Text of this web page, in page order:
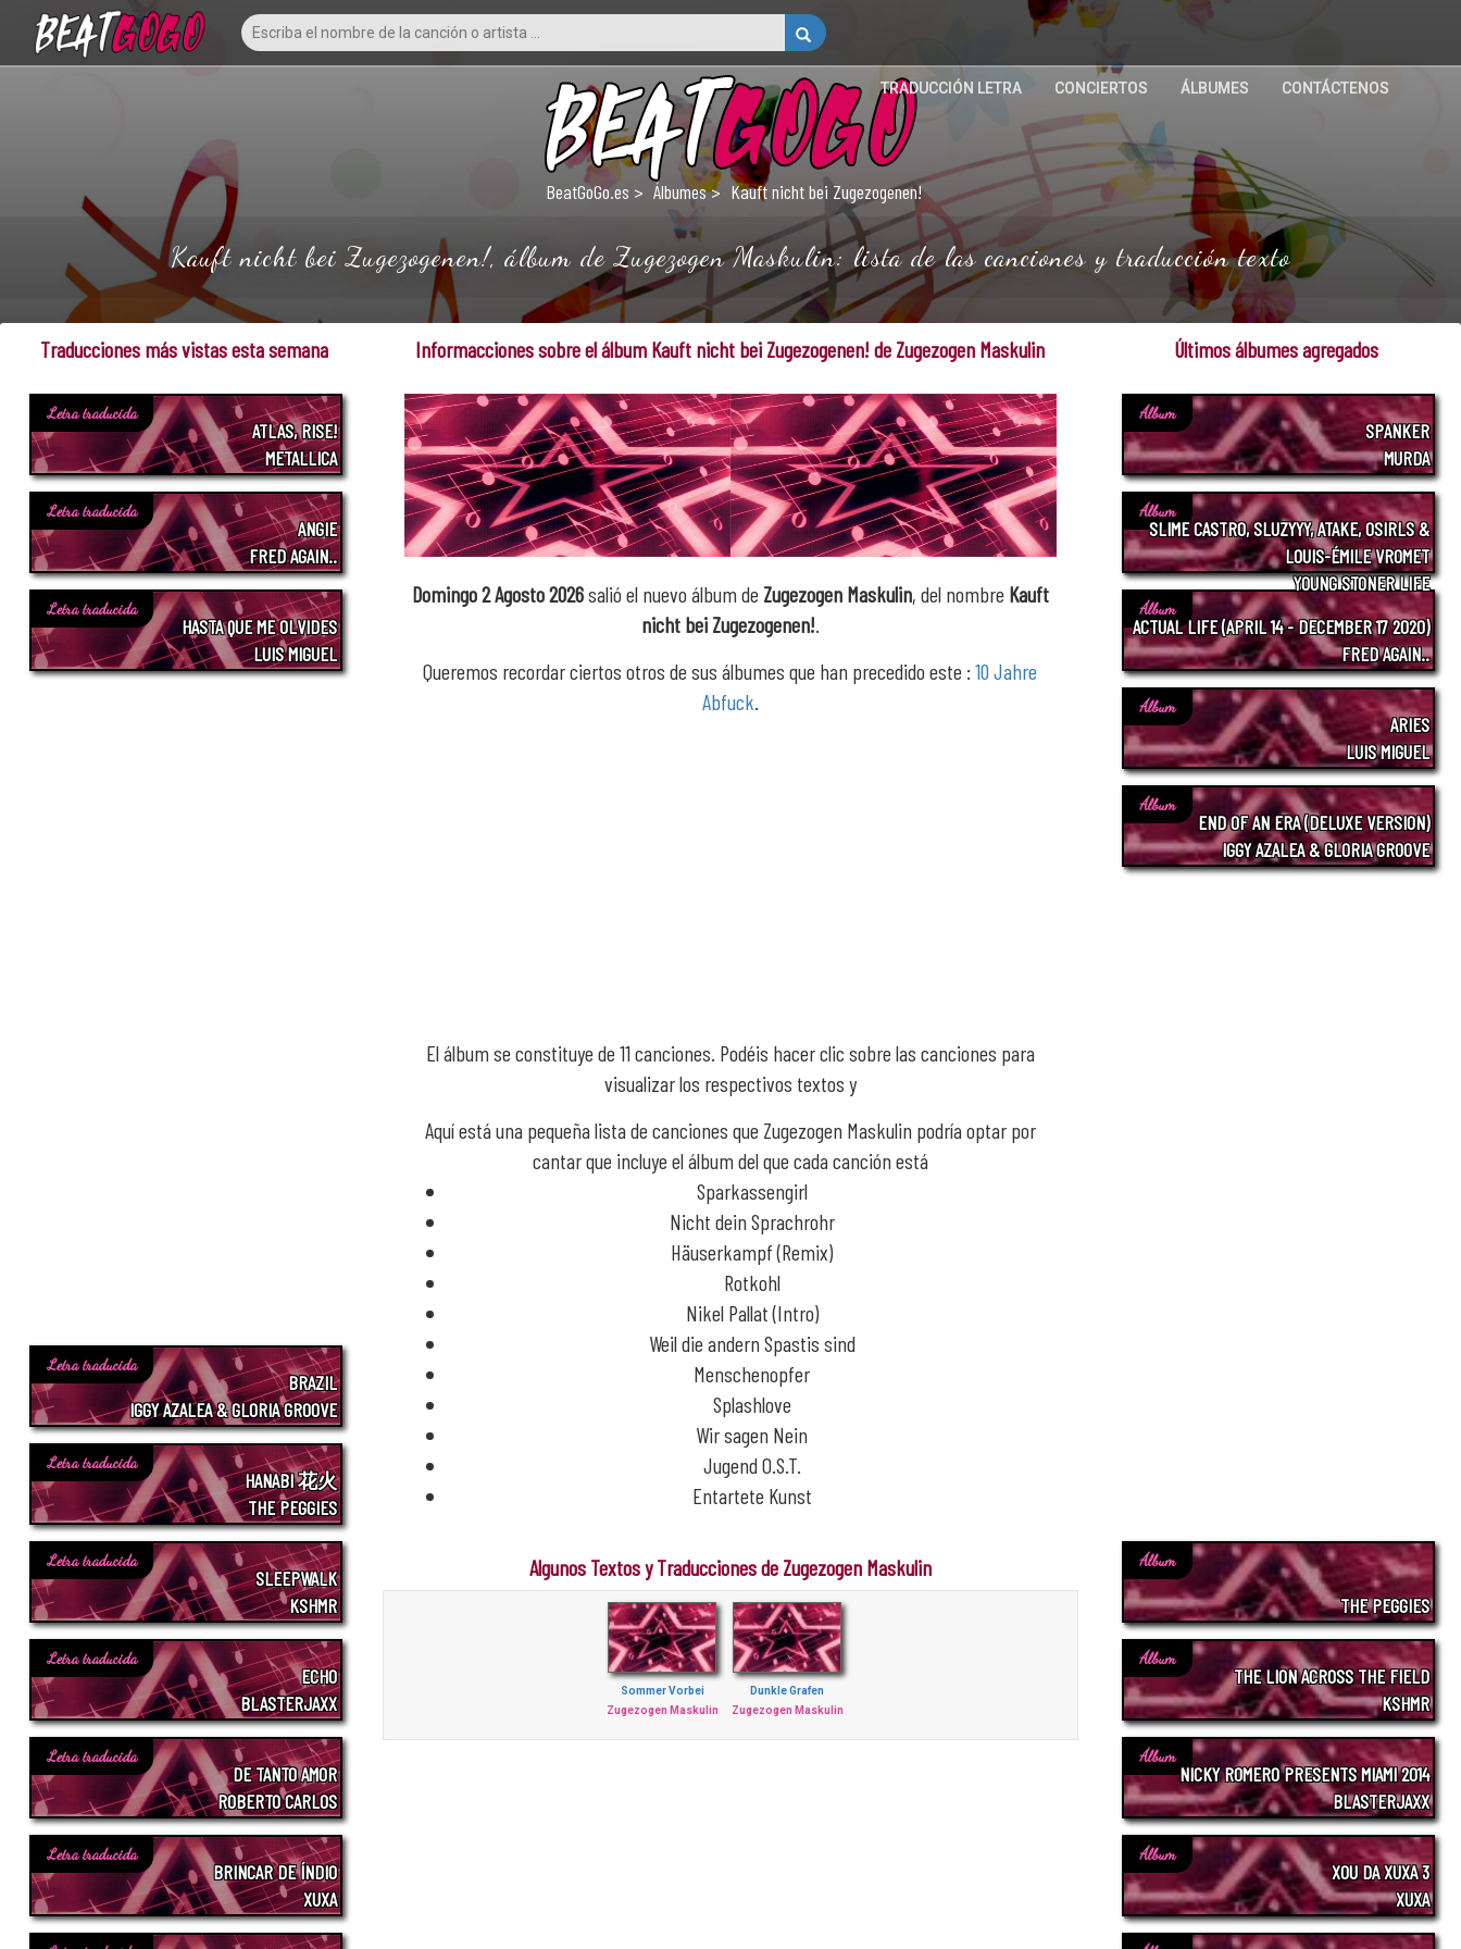
TRADUCCIÓN LETRA CONCIERTOS ÁLBUMES CONTÁCTENOS
BeatGoGo.es Álbumes Kauft nicht bei Zugezogenen!
Kauft nicht bei Zugezogenen!, álbum de Zugezogen Maskulin: lista de las canciones y traducción texto
Informacciones sobre el álbum Kauft nicht bei Zugezogenen! de Zugezogen Maskulin
Domingo 2 Agosto 2026salió el nuevo álbum de Zugezogen Maskulin, del nombre Kauft
nicht bei Zugezogenen!.
Queremos recordar ciertos otros de sus álbumes que han precedido este :10 Jahre
Abfuck.
El álbum se constituye de 11 canciones. Podéis hacer clic sobre las canciones para
visualizar los respectivos textos y
Aquí está una pequeña lista de canciones que Zugezogen Maskulin podría optar por
cantar que incluye el álbum del que cada canción está
Sparkassengirl
Nicht dein Sprachrohr
Häuserkampf (Remix)
Rotkohl
Nikel Pallat (Intro)
Weil die andern Spastis sind
Menschenopfer
Splashlove
Wir sagen Nein
Jugend O.S.T.
Entartete Kunst
Algunos Textos y Traducciones de Zugezogen Maskulin
Sommer Vorbei
Zugezogen Maskulin
Dunkle Grafen
Zugezogen Maskulin
Traducciones más vistas esta semana
Letra traducida
ATLAS, RISE!
METALLICA
Letra traducida
ANGIE
FRED AGAIN..
Letra traducida
HASTA QUE ME OLVIDES
LUIS MIGUEL
Letra traducida
BRAZIL
IGGY AZALEA & GLORIA GROOVE
Letra traducida
HANABI 花火
THE PEGGIES
Letra traducida
SLEEPWALK
KSHMR
Letra traducida
ECHO
BLASTERJAXX
Letra traducida
DE TANTO AMOR
ROBERTO CARLOS
Letra traducida
BRINCAR DE ÍNDIO
XUXA
Últimos álbumes agregados
Álbum
SPANKER
MURDA
Álbum
SLIME CASTRO, SLUZYYY, ATAKE, OSIRLS &
LOUIS-ÉMILE VROMET
YOUNG STONER LIFE
Álbum
ACTUAL LIFE (APRIL 14 - DECEMBER 17 2020)
FRED AGAIN..
Álbum
ARIES
LUIS MIGUEL
Álbum
END OF AN ERA (DELUXE VERSION)
IGGY AZALEA & GLORIA GROOVE
Álbum
THE PEGGIES
Álbum
THE LION ACROSS THE FIELD
KSHMR
Álbum
NICKY ROMERO PRESENTS MIAMI 2014
BLASTERJAXX
Álbum
XOU DA XUXA 3
XUXA